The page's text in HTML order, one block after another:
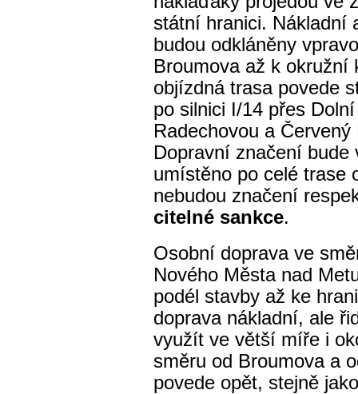
státní hranici. Nákladní
budou odkláněny
Broumova až k okružní
objízdná trasa povede
po silnici I/14 přes
Radechovou a
Dopravní značení bude
umístěno po celé trase
nebudou značení
citelné sankce.
Osobní doprava ve
Nového Města nad
podél stavby až ke
doprava nákladní, ale
využít ve větší míře i
směru od Broumova a
povede opět, stejně